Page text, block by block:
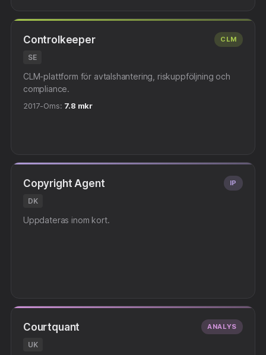
Controlkeeper
SE
CLM
CLM-plattform för avtalshantering, riskuppföljning och
compliance.
2017-Oms: 7.8 mkr
Copyright Agent
DK
IP
Uppdateras inom kort.
Courtquant
UK
ANALYS